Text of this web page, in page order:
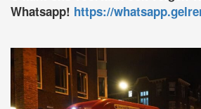
Whatsapp! https://